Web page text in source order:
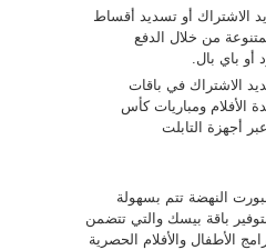
الاشتراك أو تسديد أقساط
من خلال الدفع
أو باي بال.
الاشتراك في باقات
الأفلام ومباريات كأس
أجهزة التابلت
النهضة تتم بسهولة
باقة بيسك والتي تتضمن
الأطفال والأفلام الحصرية